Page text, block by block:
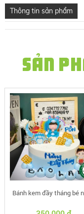
Thông tin sản phẩm
SẢN
Bánh kem đầy tháng bé